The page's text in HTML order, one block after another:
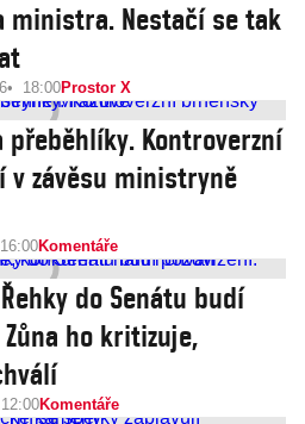
ministra. Nestačí se tak
18:00Prostor X
Kontroverzní
závěsu ministryně
16:00Komentáře
do Senátu budí
ho kritizuje,
12:00Komentáře